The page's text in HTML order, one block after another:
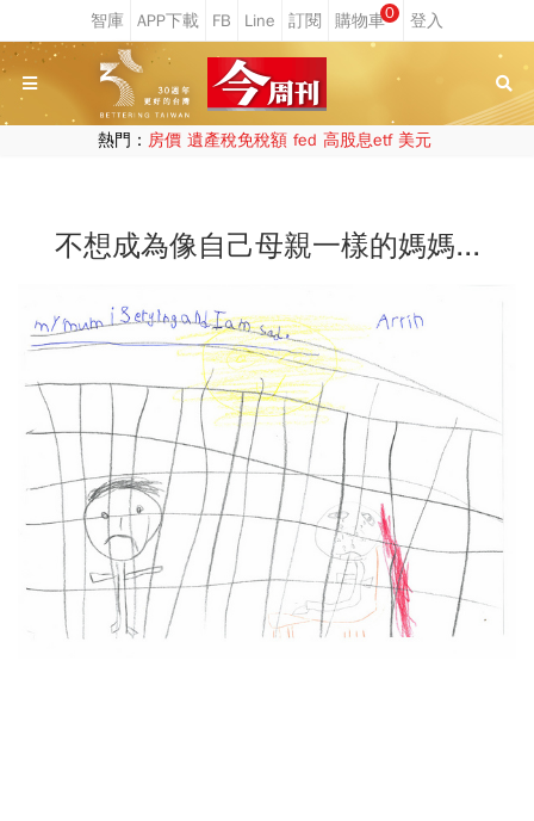
0
熱門： 房價 遺產稅免稅額 fed 高股息etf 美元
不想成為像自己母親一樣的媽媽...